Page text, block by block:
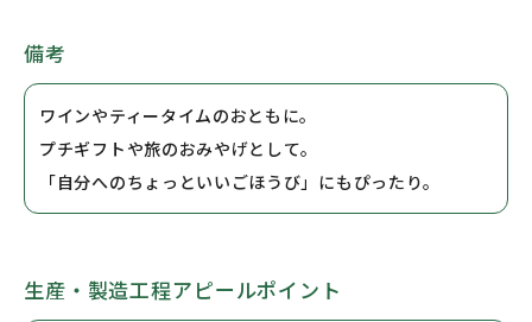
備考
ワインやティータイムのおともに。
プチギフトや旅のおみやげとして。
「自分へのちょっといいごほうび」にもぴったり。
生産・製造工程アピールポイント